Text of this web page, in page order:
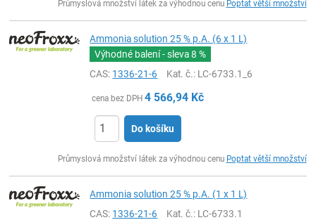
Průmyslová množství látek za výhodnou cenu Poptat větší množství
Ammonia solution 25 % p.A. (6 x 1 L)
Výhodné balení - sleva8 %
CAS: 1336-21-6 Kat. č.: LC-6733.1_6
cena bez DPH 4 566,94 Kč
Do košíku
Průmyslová množství látek za výhodnou cenu Poptat větší množství
Ammonia solution 25 % p.A. (1 x 1 L)
CAS: 1336-21-6 Kat. č.: LC-6733.1